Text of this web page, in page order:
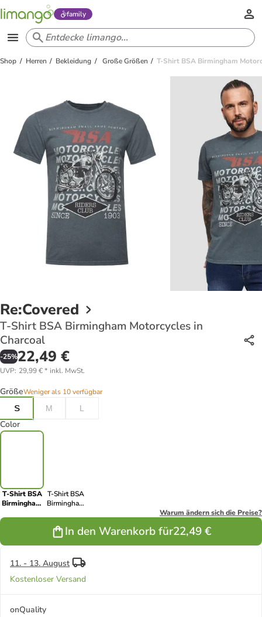
family
Shop Herren Bekleidung Große Größen T-Shirt BSA Birmingham
Re:Covered
T-Shirt BSA Birmingham Motorcycles in
Charcoal
-25%22,49 €
UVP: 29,99 €* inkl. MwSt.
GrößeWeniger als 10 verfügbar
S
M L
Color
T-Shirt BSA
Birmingham
T-Shirt BSA
Birmingham
Warum ändern sich die Preise?
In den Warenkorb für22,49 €
11. - 13. August
Kostenloser Versand
onQuality